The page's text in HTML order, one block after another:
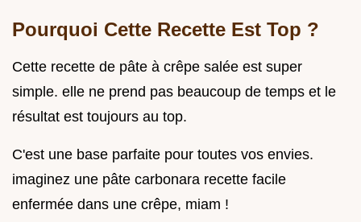
Pourquoi Cette Recette Est Top ?
Cette recette de pâte à crêpe salée est super
simple. elle ne prend pas beaucoup de temps et le
résultat est toujours au top.
C'est une base parfaite pour toutes vos envies.
imaginez une pâte carbonara recette facile
enfermée dans une crêpe, miam !